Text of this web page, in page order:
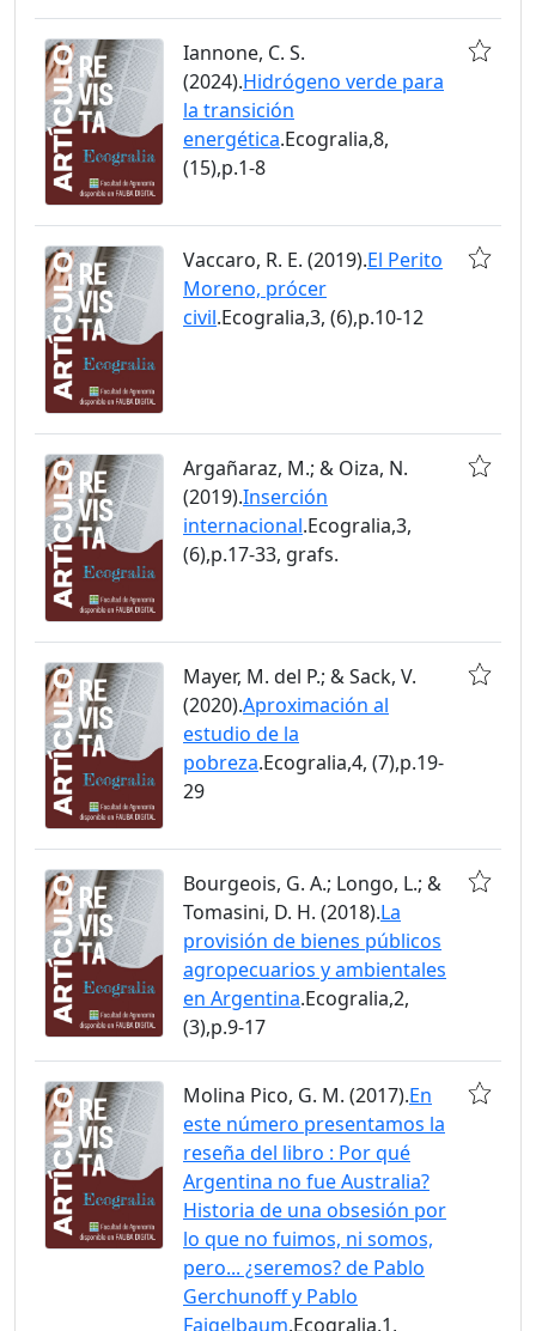
Iannone, C. S.
(2024).Hidrógeno verde para
la transición
energética.Ecogralia,8,
(15),p.1-8
Vaccaro, R. E. (2019).El Perito
Moreno, prócer
civil.Ecogralia,3, (6),p.10-12
Argañaraz, M.; & Oiza, N.
(2019).Inserción
internacional.Ecogralia,3,
(6),p.17-33, grafs.
Mayer, M. del P.; & Sack, V.
(2020).Aproximación al
estudio de la
pobreza.Ecogralia,4, (7),p.19-
29
Bourgeois, G. A.; Longo, L.; &
Tomasini, D. H. (2018).La
provisión de bienes públicos
agropecuarios y ambientales
en Argentina.Ecogralia,2,
(3),p.9-17
Molina Pico, G. M. (2017).En
este número presentamos la
reseña del libro : Por qué
Argentina no fue Australia?
Historia de una obsesión por
lo que no fuimos, ni somos,
pero... ¿seremos? de Pablo
Gerchunoff y Pablo
Fajgelbaum.Ecogralia,1,